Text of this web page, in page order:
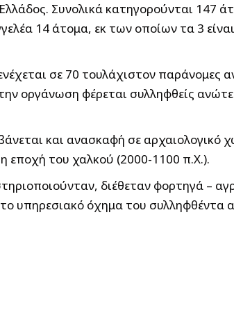
Συνολικά κατηγορούνται 147
14 άτομα, εκ των οποίων τα 3
σε 70 τουλάχιστον παράνομες
οργάνωση φέρεται συλληφθείς
και ανασκαφή σε αρχαιολογικό
εποχή του χαλκού (2000-1100 π.Χ.).
διέθεταν φορτηγά –
υπηρεσιακό όχημα του συλληφθέντα